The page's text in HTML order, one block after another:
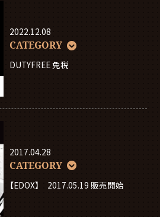
2022.12.08
CATEGORY
DUTYFREE 免税
2017.04.28
CATEGORY
【EDOX】 2017.05.19 販売開始